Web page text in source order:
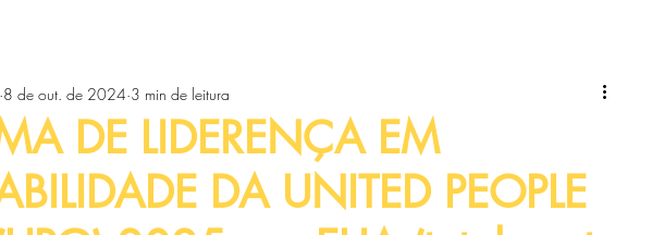
e trabalhos sociais
Artigos
DE LIDERENÇA EM
DA UNITED PEOPLE
8 de out. de 2024 3 min de leitura